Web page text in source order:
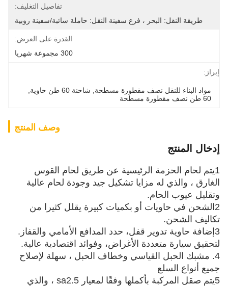
تفاصيل التغليف:
طريقة النقل: البحر ، فرع سفينة النقل: حاملة سائبة/سفينة روبية
القدرة على العرض:
300 مجموعة شهريا
إبراز:
مواد البناء للنقل نصف مقطورة مسطحة شاحنة 60 طن حاوية
60 طن نصف مقطورة مسطحة
وصف المنتج
إدخال المنتج
1يتم لحام الحزمة الرئيسية عن طريق لحام القوس
الغارق ، والذي له مزايا تشكيل جيد وجودة لحام عالية
وتقليل عيوب الحام.
2الشحن في حاويات أو بكميات كبيرة يقلل كثيرا من
تكاليف الشحن.
3إضافة حاوية تدوير قفل، حدد المدافع الأمامي والقفاز.
لتحقيق سيارة متعددة الأغراض، وفوائد اقتصادية عالية.
4. مشبك الحبل القياسي وخطاف الحبل ، سهلة لإصلاح
جميع أنواع السلع
5يتم صقل المركبة بأكملها وفقًا لمعيار sa2.5 ، والذي